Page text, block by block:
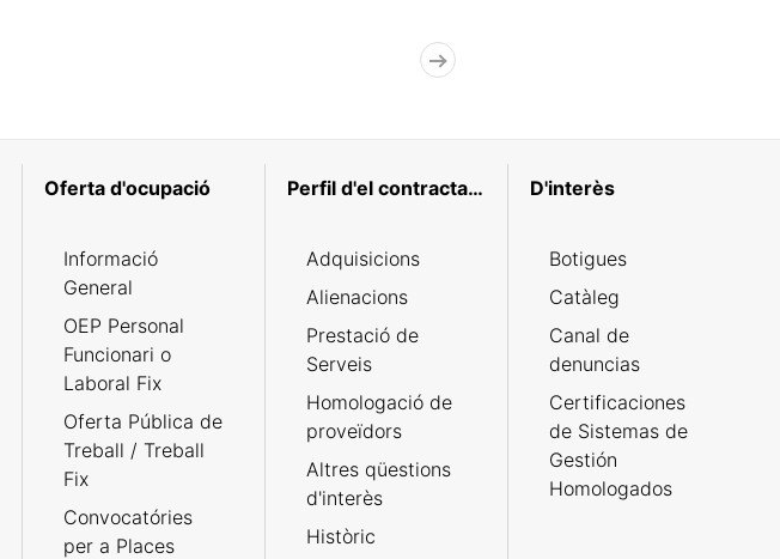
Oferta d'ocupació
Informació
General
OEP Personal
Funcionari o
Laboral Fix
Oferta Pública de
Treball / Treball
Fix
Convocatóries
per a Places
Perfil d'el contractant
Adquisicions
Alienacions
Prestació de
Serveis
Homologació de
proveïdors
Altres qüestions
d'interès
Històric
D'interès
Botigues
Catàleg
Canal de
denuncias
Certificaciones
de Sistemas de
Gestión
Homologados